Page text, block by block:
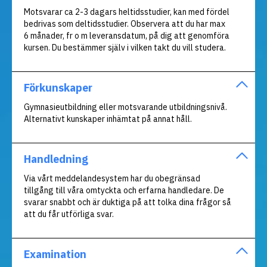
Motsvarar ca 2-3 dagars heltidsstudier, kan med fördel
bedrivas som deltidsstudier. Observera att du har max
6 månader, fr o m leveransdatum, på dig att genomföra
kursen. Du bestämmer själv i vilken takt du vill studera.
Förkunskaper
Gymnasieutbildning eller motsvarande utbildningsnivå.
Alternativt kunskaper inhämtat på annat håll.
Handledning
Via vårt meddelandesystem har du obegränsad
tillgång till våra omtyckta och erfarna handledare. De
svarar snabbt och är duktiga på att tolka dina frågor så
att du får utförliga svar.
Examination